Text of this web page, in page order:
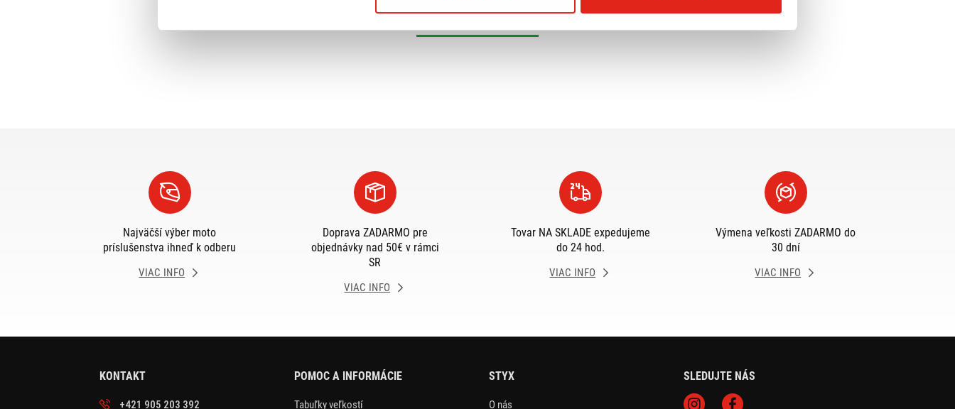
Najväčší výber moto
príslušenstva ihneď k odberu
VIAC INFO
Doprava ZADARMO pre
objednávky nad 50€ v rámci
SR
VIAC INFO
Tovar NA SKLADE expedujeme
do 24 hod.
VIAC INFO
Výmena veľkosti ZADARMO do
30 dní
VIAC INFO
KONTAKT
+421 905 203 392
POMOC A INFORMÁCIE
Tabuľky veľkostí
STYX
O nás
SLEDUJTE NÁS